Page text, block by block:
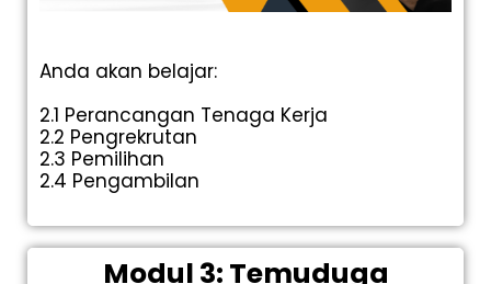
Anda akan belajar:
2.1 Perancangan Tenaga Kerja
2.2 Pengrekrutan
2.3 Pemilihan
2.4 Pengambilan
Modul 3: Temuduga